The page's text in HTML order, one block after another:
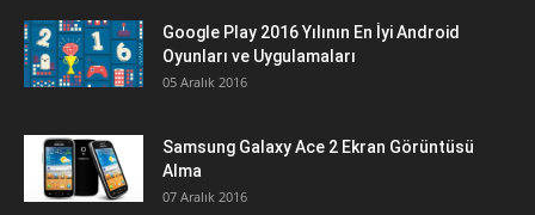
Google Play 2016 Yılının En İyi Android
Oyunları ve Uygulamaları
05 Aralık 2016
Samsung Galaxy Ace 2 Ekran Görüntüsü
Alma
07 Aralık 2016